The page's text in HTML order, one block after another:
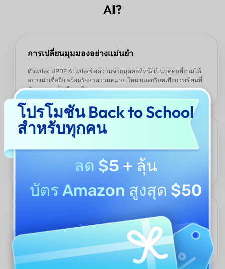
AI?
การเปลี่ยนมุมมองอย่างแม่นยำ
ตัวแปลง UPDF AI แปลงข้อความจากบุคคลที่หนึ่งเป็นบุคคลที่สามได้
อย่างน่าเชื่อถือ พร้อมรักษาความหมาย โทน และบริบทเพื่อการเขียนที่
ชัดเจนและเป็นมืออาชีพ
ควบคุมโทนและสไตล์
ไม่ว่าคุณต้องการโทนทางการ กลางๆ หรือแบบเล่าเรื่อง ตัวแปลงจะ
ปรับข้อความของคุณให้เข้ากับสไตล์ใดก็ได้ ทำให้เหมาะกับบริบทการ
ศึกษา ธุรกิจ หรือเชิงสร้างสรรค์
ข้ามการเขียนใหม่ด้วยตนเอง – รับข้อความบุคคลที่สามที่เรียบร้อย
และพร้อมใช้ในไม่กี่วินาที ประหยัดเวลาและรักษาความสม่ำเสมอใน
ทุกเอกสาร เรื่องราว หรือเนื้อหาโซเชียลมีเดีย
โปรโมชัน Back to School
สำหรับทุกคน
ลด $5 + ลุ้น
บัตร Amazon สูงสุด $50